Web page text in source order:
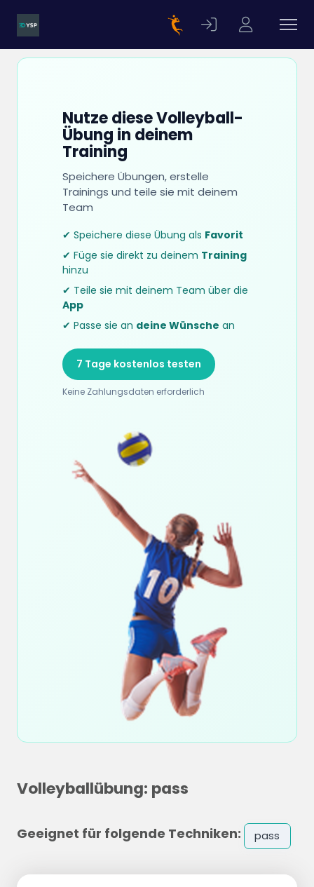
Nutze diese Volleyball-
Übung in deinem
Training
Speichere Übungen, erstelle
Trainings und teile sie mit deinem
Team
✔ Speichere diese Übung als Favorit
✔ Füge sie direkt zu deinem Training
hinzu
✔ Teile sie mit deinem Team über die
App
✔ Passe sie an deine Wünsche an
7 Tage kostenlos testen
Keine Zahlungsdaten erforderlich
Volleyballübung: pass
Geeignet für folgende Techniken: pass